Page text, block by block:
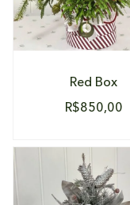
Red Box
R$850,00